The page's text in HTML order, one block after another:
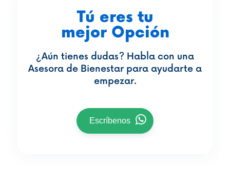
Tú eres tu
mejor Opción
¿Aún tienes dudas? Habla con una
Asesora de Bienestar para ayudarte a
empezar.
Escríbenos